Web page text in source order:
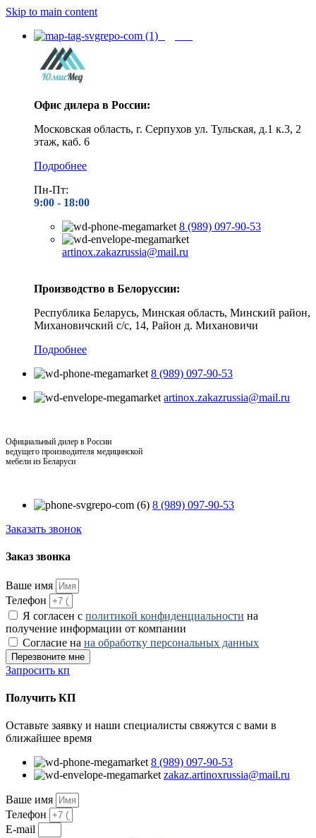
Skip to main content
Офис дилера в России:
Московская область, г. Серпухов ул. Тульская, д.1 к.3, 2
этаж, каб. 6
Подробнее
Пн-Пт:
9:00 - 18:00
8 (989) 097-90-53
artinox.zakazrussia@mail.ru
Производство в Белоруссии:
Республика Беларусь, Минская область, Минский район,
Михановичский с/с, 14, Район д. Михановичи
Подробнее
8 (989) 097-90-53
artinox.zakazrussia@mail.ru
Официальный дилер в России
ведущего производителя медицинской
мебели из Беларуси
8 (989) 097-90-53
Заказать звонок
Заказ звонка
Ваше имя
Телефон
Я согласен с политикой конфиденциальности на
получение информации от компании
Согласие на на обработку персональных данных
Перезвоните мне
Запросить кп
Получить КП
Оставьте заявку и наши специалисты свяжутся с вами в
ближайшее время
8 (989) 097-90-53
zakaz.artinoxrussia@mail.ru
Ваше имя
Телефон
E-mail